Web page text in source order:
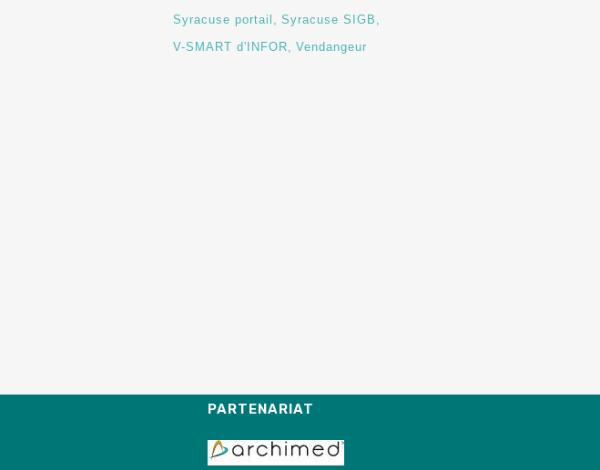
Syracuse portail
Syracuse SIGB
V-SMART d'INFOR
Vendangeur
PARTENARIAT